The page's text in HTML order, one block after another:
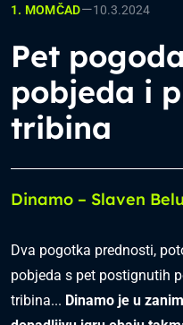
1. MOMČAD—10.3.2024
Pet
pobjeda i
tribina
Dinamo – Slaven
Dva pogotka prednosti,
pobjeda s pet postignutih
tribina... Dinamo je u